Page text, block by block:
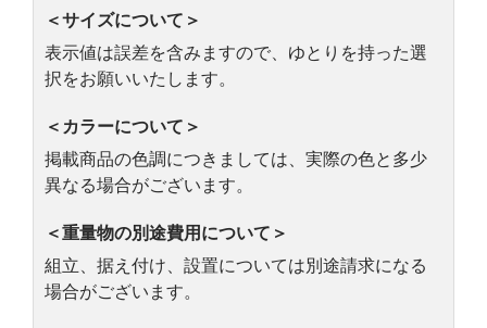
＜サイズについて＞
表示値は誤差を含みますので、ゆとりを持った選
択をお願いいたします。
＜カラーについて＞
掲載商品の色調につきましては、実際の色と多少
異なる場合がございます。
＜重量物の別途費用について＞
組立、据え付け、設置については別途請求になる
場合がございます。